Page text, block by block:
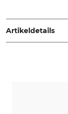
35, 73614
Artikeldetails
Holzbeton, 1B,